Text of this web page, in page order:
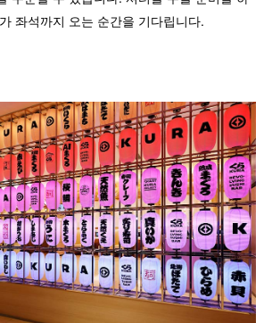
좌석까지 오는 순간을 기다립니다.